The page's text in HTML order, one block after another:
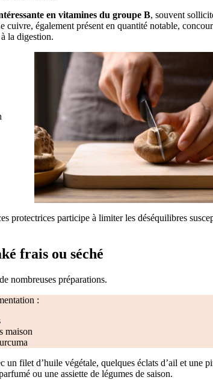
en vitamines du groupe B, souvent
également présent en quantité notable,
la digestion.
protectrices participe à limiter les déséquilibres
frais ou séché
nombreuses préparations.
:
maison
un filet d’huile végétale, quelques éclats d’ail et une
ou une assiette de légumes de saison.